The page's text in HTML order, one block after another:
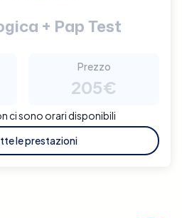
+ Pap Test
Prezzo
205€
ci sono orari disponibili
le prestazioni